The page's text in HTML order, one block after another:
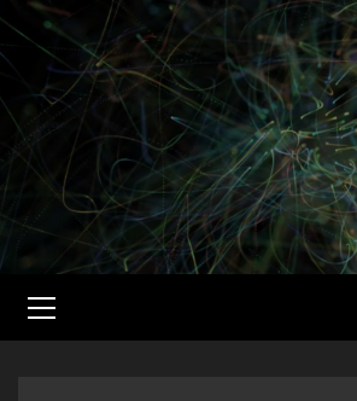
Skip
content
Menu